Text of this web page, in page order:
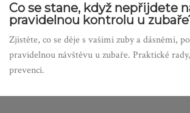
Co se stane, když nepřijdete
pravidelnou kontrolu u
Zjistěte, co se děje s vašimi zuby a dásněmi,
pravidelnou návštěvu u zubaře. Praktické
prevenci.